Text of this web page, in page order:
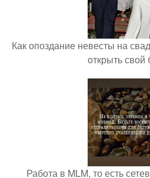
Как опоздание невесты на
открыть свой
Работа в MLM, то есть